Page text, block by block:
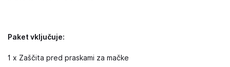
Paket vključuje:
1 x Zaščita pred praskami za mačke